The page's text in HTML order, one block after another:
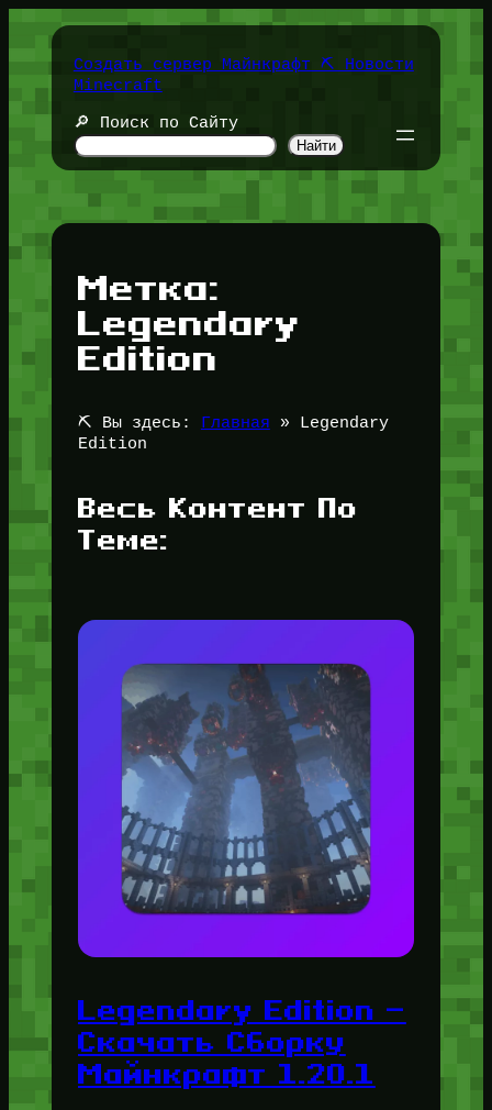
содержимомуСоздать сервер Майнкрафт ⛏️ Новости
Minecraft
🔎 Поиск по Сайту
Найти
Метка:
Legendary
Edition
⛏️ Вы здесь: Главная » Legendary
Edition
Весь Контент По
Теме:
Legendary Edition —
Скачать Сборку
Майнкрафт 1.20.1